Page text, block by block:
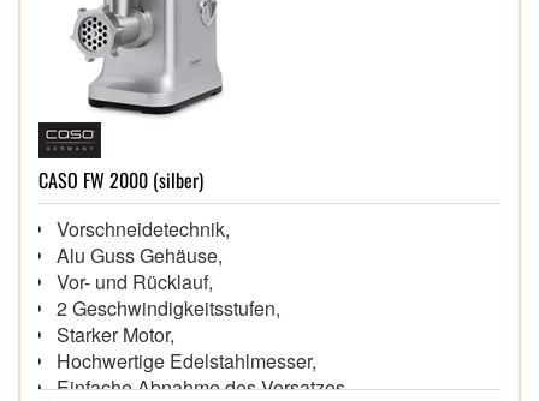
CASO FW 2000 (silber)
Vorschneidetechnik,
Alu Guss Gehäuse,
Vor- und Rücklauf,
2 Geschwindigkeitsstufen,
Starker Motor,
Hochwertige Edelstahlmesser,
Einfache Abnahme des Vorsatzes,